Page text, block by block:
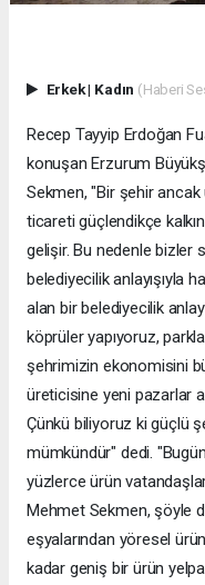
Erkek| Kadın (Haberi
Recep Tayyip Erdoğan
konuşan Erzurum
Sekmen, "Bir şehir ancak
ticareti güçlendikçe
gelişir. Bu nedenle bizler
belediyecilik anlayışıyla
alan bir belediyecilik
köprüler yapıyoruz,
şehrimizin ekonomisini
üreticisine yeni pazarlar
Çünkü biliyoruz ki güçlü
mümkündür" dedi. "Bugün
yüzlerce ürün
Mehmet Sekmen, şöyle
eşyalarından yöresel
kadar geniş bir ürün